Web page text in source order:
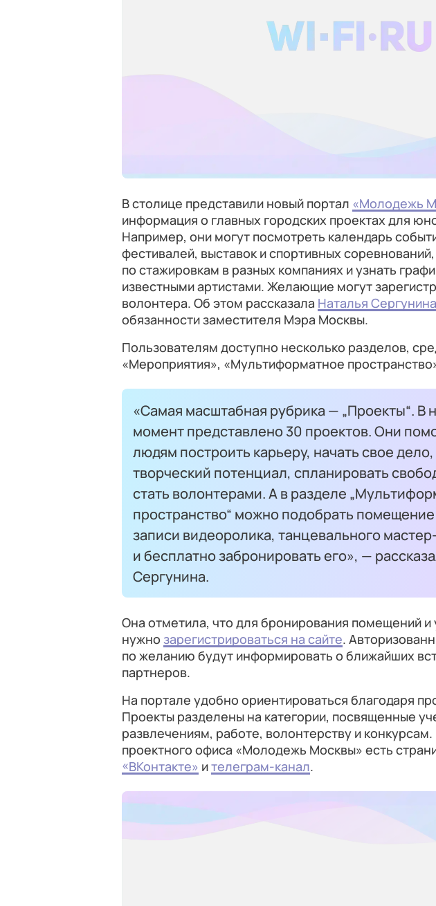
В столице представили новый портал «Молодежь
информация о главных городских проектах для
Например, они могут посмотреть календарь
фестивалей, выставок и спортивных
по стажировкам в разных компаниях и узнать
известными артистами. Желающие могут
волонтера. Об этом рассказала Наталья Сергунина
обязанности заместителя Мэра Москвы.
Пользователям доступно несколько разделов,
«Мероприятия», «Мультиформатное
«Самая масштабная рубрика — „Проекты“. В
момент представлено 30 проектов. Они
людям построить карьеру, начать свое
творческий потенциал, спланировать
стать волонтерами. А в разделе
пространство“ можно подобрать
записи видеоролика, танцевального
и бесплатно забронировать его», —
Сергунина.
Она отметила, что для бронирования помещений и
нужно зарегистрироваться на сайте.
по желанию будут информировать о ближайших
партнеров.
На портале удобно ориентироваться благодаря
Проекты разделены на категории, посвященные
развлечениям, работе, волонтерству и
проектного офиса «Молодежь Москвы» есть
«ВКонтакте» ителеграм-канал.